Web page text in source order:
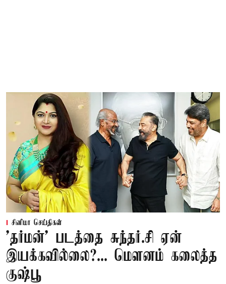
சினிமா செய்திகள்
'தர்மன்' படத்தை சுந்தர்.சி ஏன்
இயக்கவில்லை?... மௌனம் கலைத்த
குஷ்பூ